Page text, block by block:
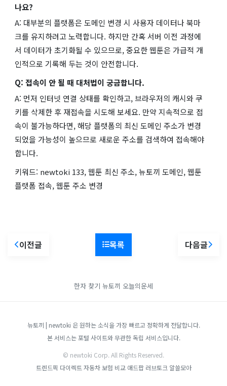
나요?
A: 대부분의 플랫폼은 도메인 변경 시 사용자 데이터나 북마
크를 유지하려고 노력합니다. 하지만 간혹 서버 이전 과정에
서 데이터가 초기화될 수 있으므로, 중요한 웹툰은 가급적 개
인적으로 기록해 두는 것이 안전합니다.
Q: 접속이 안 될 때 대처법이 궁금합니다.
A: 먼저 인터넷 연결 상태를 확인하고, 브라우저의 캐시와 쿠
키를 삭제한 후 재접속을 시도해 보세요. 만약 지속적으로 접
속이 불가능하다면, 해당 플랫폼의 최신 도메인 주소가 변경
되었을 가능성이 높으므로 새로운 주소를 검색하여 접속해야
합니다.
키워드: newtoki 133, 웹툰 최신 주소, 뉴토끼 도메인, 웹툰
플랫폼 접속, 웹툰 주소 변경
이전글 목록 다음글
한자 찾기 뉴토끼 오늘의운세
뉴토끼 | newtoki 은 원하는 소식을 가장 빠르고 정확하게 전달합니다.
본 서비스는 포털 사이트와 무관한 독립 서비스입니다.
© newtoki Corp. All Rights Reserved.
트렌드픽 다이렉트 자동차 보험 비교 애드팝 러브토크 알쓸모아